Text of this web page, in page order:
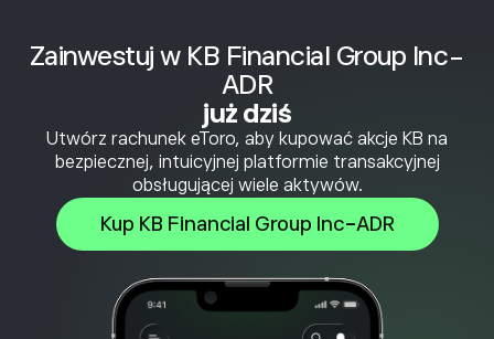
Zainwestuj w KB Financial Group Inc-
ADR
już dziś
Utwórz rachunek eToro, aby kupować akcje KB na
bezpiecznej, intuicyjnej platformie transakcyjnej
obsługującej wiele aktywów.
Kup KB Financial Group Inc-ADR